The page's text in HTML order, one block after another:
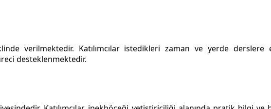
verilmektedir. Katılımcılar istedikleri zaman ve yerde derslere
desteklenmektedir.